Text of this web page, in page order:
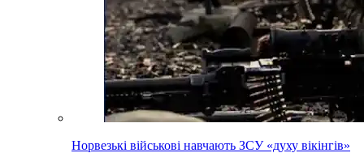
Норвезькі військові навчають ЗСУ «духу вікінгів»